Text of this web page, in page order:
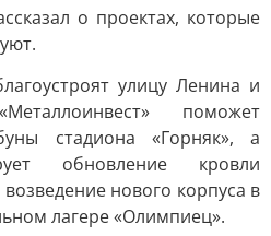
о проектах, которые
улицу Ленина и
поможет
стадиона «Горняк», а
обновление кровли
нового корпуса в
лагере «Олимпиец».